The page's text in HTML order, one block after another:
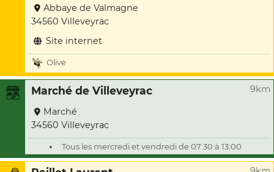
Abbaye de Valmagne
34560 Villeveyrac
Site internet
Olive
Marché de Villeveyrac 9km
Marché
34560 Villeveyrac
Tous les mercredi et vendredi de 07:30 à 13:00